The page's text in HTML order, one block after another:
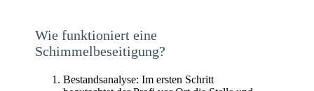
Wie funktioniert eine
Schimmelbeseitigung?
Bestandsanalyse: Im ersten Schritt